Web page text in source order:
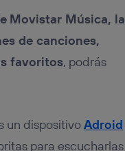
Movistar Música, la
de canciones,
favoritos, podrás
un dispositivoAdroid
para escucharlas